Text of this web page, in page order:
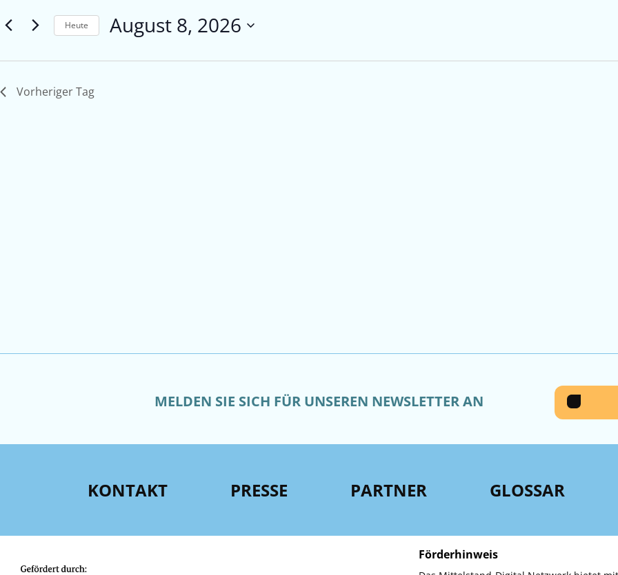
Ansichten,
nach
Veranstaltungen
Heute August 8, 2026
wählen.
Vorheriger Tag
MELDEN SIE SICH FÜR UNSEREN NEWSLETTER AN
KONTAKT PRESSE PARTNER GLOSSAR
Förderhinweis